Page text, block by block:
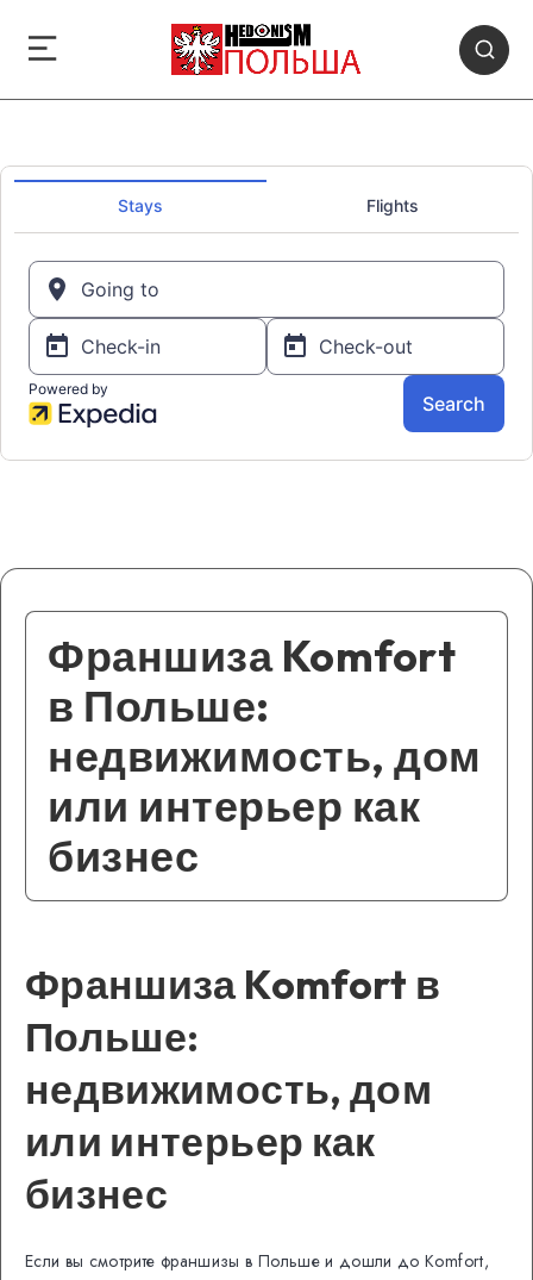
Франшиза Komfort
в Польше:
недвижимость, дом
или интерьер как
бизнес
Франшиза Komfort в
Польше:
недвижимость, дом
или интерьер как
бизнес
Если вы смотрите франшизы в Польше и дошли до Komfort,